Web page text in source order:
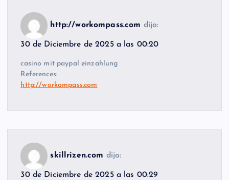
http://workompass.com dijo:
30 de Diciembre de 2025 a las 00:20
casino mit paypal einzahlung
References:
http://workompass.com
skillrizen.com dijo:
30 de Diciembre de 2025 a las 00:29